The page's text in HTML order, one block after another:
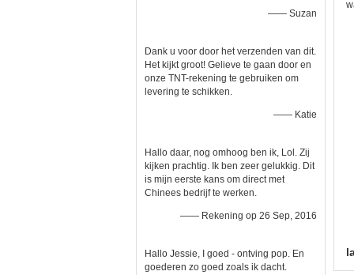
—— Suzan
Dank u voor door het verzenden van dit.
Het kijkt groot! Gelieve te gaan door en
onze TNT-rekening te gebruiken om
levering te schikken.
—— Katie
Hallo daar, nog omhoog ben ik, Lol. Zij
kijken prachtig. Ik ben zeer gelukkig. Dit
is mijn eerste kans om direct met
Chinees bedrijf te werken.
—— Rekening op 26 Sep, 2016
Hallo Jessie, I goed - ontving pop. En
goederen zo goed zoals ik dacht.